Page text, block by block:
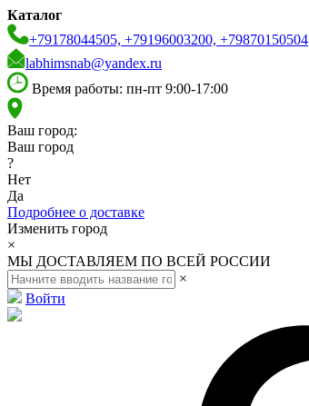
Каталог
+79178044505, +79196003200, +79870150504
labhimsnab@yandex.ru
Время работы: пн-пт 9:00-17:00
Ваш город:
Ваш город
?
Нет
Да
Подробнее о доставке
Изменить город
×
МЫ ДОСТАВЛЯЕМ ПО ВСЕЙ РОССИИ
×
Войти